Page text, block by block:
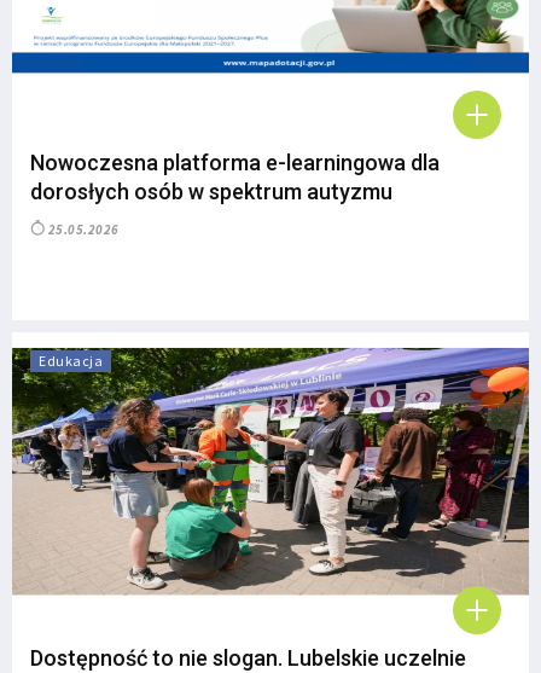
Nowoczesna platforma e-learningowa dla
dorosłych osób w spektrum autyzmu
25.05.2026
Edukacja
Dostępność to nie slogan. Lubelskie uczelnie